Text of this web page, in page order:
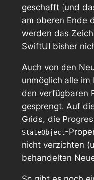
geschafft (und
am oberen Ende
werden das
SwiftUI bisher
Auch von den
unmöglich alle
den verfügbaren
gesprengt. Auf
Grids, die
StateObject-
nicht verzichten
behandelten